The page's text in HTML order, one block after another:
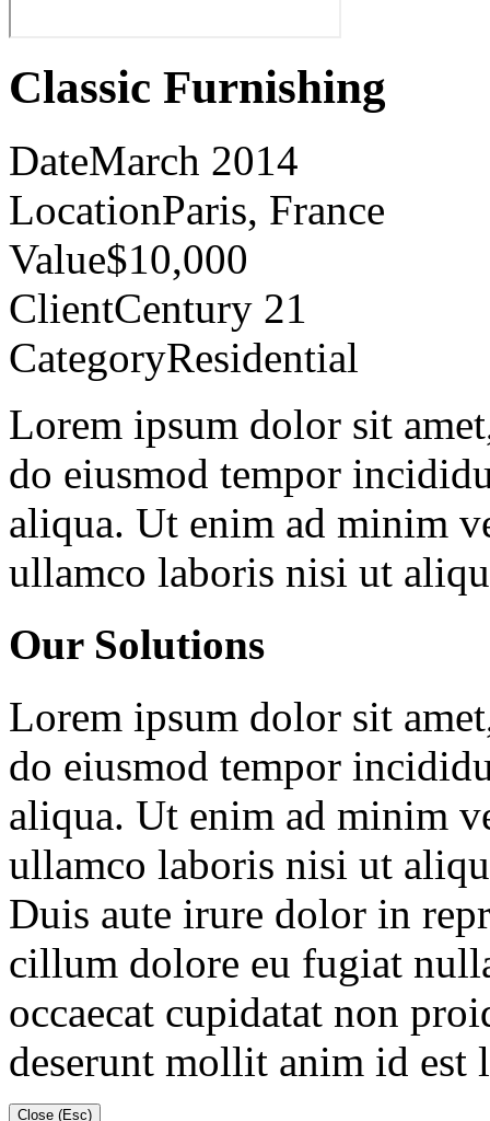
Classic Furnishing
DateMarch 2014
LocationParis, France
Value$10,000
ClientCentury 21
CategoryResidential
Lorem ipsum dolor sit
do eiusmod tempor
aliqua. Ut enim ad minim
ullamco laboris nisi ut
Our Solutions
Lorem ipsum dolor sit
do eiusmod tempor
aliqua. Ut enim ad minim
ullamco laboris nisi ut
Duis aute irure dolor in
cillum dolore eu fugiat
occaecat cupidatat non
deserunt mollit anim id est
Close (Esc)